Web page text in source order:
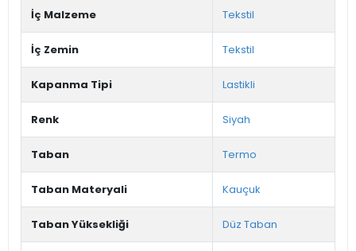
İç Malzeme Tekstil
İç Zemin Tekstil
Kapanma Tipi Lastikli
Renk Siyah
Taban Termo
Taban Materyali Kauçuk
Taban Yüksekliği Düz Taban